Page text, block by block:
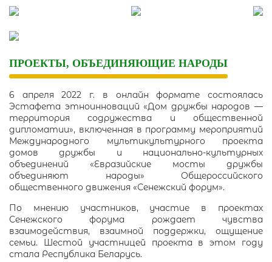
Skip
content
ПРОЕКТЫ, ОБЪЕДИНЯЮЩИЕ НАРОДЫ
6 апреля 2022 г. в онлайн формате состоялась
Эстафета этноинноваций «Дом дружбы народов ―
территория содружества и общественной
дипломатии», включенная в программу мероприятий
Международного мультикультурного проекта
домов дружбы и национально-культурных
объединений «Евразийские мосты дружбы
объединяют народы» Общероссийского
общественного движения «Сенежский форум».
По мнению участников, участие в проектах
Сенежского форума рождает чувства
взаимодействия, взаимной поддержки, ощущение
семьи. Шестой участницей проекта в этом году
стала Республика Беларусь.